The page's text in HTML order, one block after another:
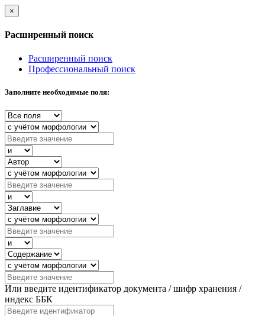
×
Расширенный поиск
Расширенный поиск
Профессиональный поиск
Заполните необходимые поля:
Или введите идентификатор документа / шифр хранения /
индекс ББК